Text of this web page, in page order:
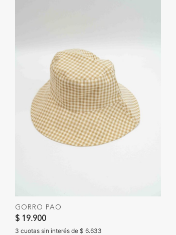
GORRO PAO
$ 19.900
3 cuotas sin interés de $ 6.633